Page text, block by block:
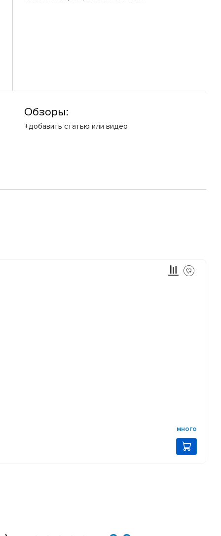
Обзоры:
+добавить статью или видео
много